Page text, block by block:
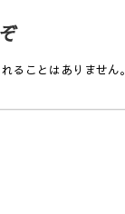
ることはありません。